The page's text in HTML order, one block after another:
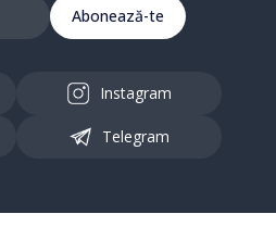
Abonează-te
Instagram
Telegram